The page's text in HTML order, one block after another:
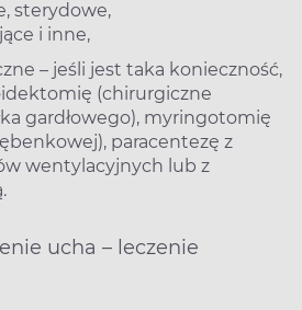
sterydowe,
i inne,
– jeśli jest taka konieczność,
(chirurgiczne
gardłowego), myringotomię
paracentezę z
wentylacyjnych lub z
ucha – leczenie